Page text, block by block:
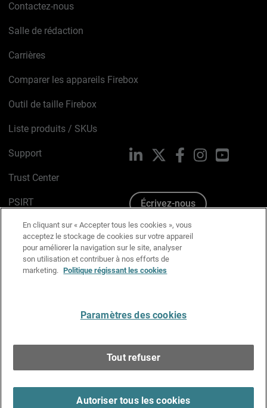
Contactez-nous
Salle de rédaction
Carrières
Comparer les appareils Firebox
Outil de taille Firebox
Liste produits / SKUs
Support
Trust Center
PSIRT
Avis sur les cookies
Politique de confidentialité
Charte Graphique
LinkedIn FacebookInstagram
Écrivez-nous
En cliquant sur « Accepter tous les cookies », vous
acceptez le stockage de cookies sur votre appareil
pour améliorer la navigation sur le site, analyser
son utilisation et contribuer à nos efforts de
marketing. Politique régissant les cookies
Paramètres des cookies
Tout refuser
Autoriser tous les cookies